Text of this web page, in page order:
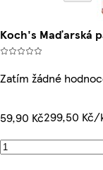
Koch's Maďarská
Zatím žádné
59,90 Kč299,50 Kč/